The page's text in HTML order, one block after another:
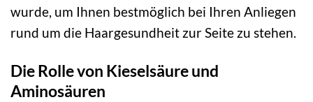
wurde, um Ihnen bestmöglich bei Ihren Anliegen
rund um die Haargesundheit zur Seite zu stehen.
Die Rolle von Kieselsäure und
Aminosäuren